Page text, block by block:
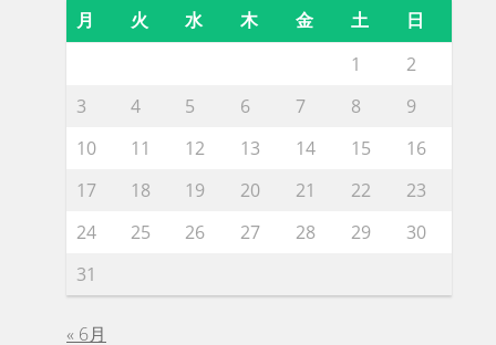
月
火 水 木 金 土
日
1
2
3
4 5 6 7 8
9
10
11 12 13 14 15
16
17
18 19 20 21 22
23
24
25 26 27 28 29
30
31
« 6月